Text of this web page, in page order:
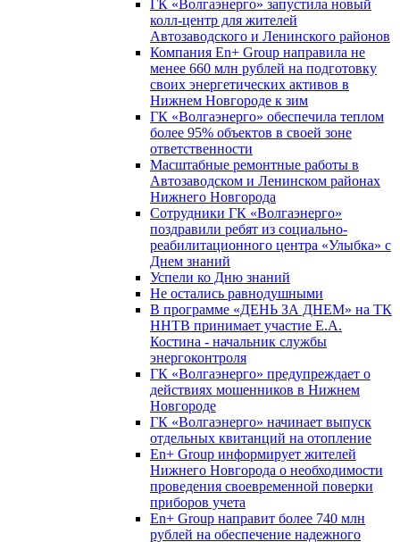
ГК «Волгаэнерго» запустила новый
колл-центр для жителей
Автозаводского и Ленинского районов
Компания En+ Group направила не
менее 660 млн рублей на подготовку
своих энергетических активов в
Нижнем Новгороде к зим
ГК «Волгаэнерго» обеспечила теплом
более 95% объектов в своей зоне
ответственности
Масштабные ремонтные работы в
Автозаводском и Ленинском районах
Нижнего Новгорода
Сотрудники ГК «Волгаэнерго»
поздравили ребят из социально-
реабилитационного центра «Улыбка» с
Днем знаний
Успели ко Дню знаний
Не остались равнодушными
В программе «ДЕНЬ ЗА ДНЕМ» на ТК
ННТВ принимает участие Е.А.
Костина - начальник службы
энергоконтроля
ГК «Волгаэнерго» предупреждает о
действиях мошенников в Нижнем
Новгороде
ГК «Волгаэнерго» начинает выпуск
отдельных квитанций на отопление
En+ Group информирует жителей
Нижнего Новгорода о необходимости
проведения своевременной поверки
приборов учета
En+ Group направит более 740 млн
рублей на обеспечение надежного